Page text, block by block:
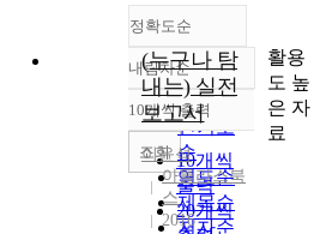
정확도순
정확도
순
인기도
순
연도순
제목순
저자순
내림차순
내림차순
10개씩 출력
10개씩
출력
20개씩
조회
(누구나 탐
내는) 실전
보고서
이윤석
아틀라스북
스
2016
활용
도 높
은 자
료